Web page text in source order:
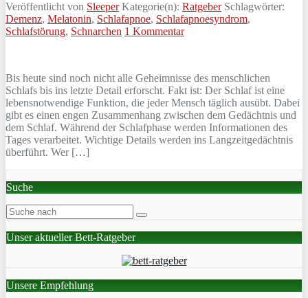
Veröffentlicht von Sleeper Kategorie(n): RatgeberSchlagwörter:
Demenz, Melatonin, Schlafapnoe, Schlafapnoesyndrom,
Schlafstörung, Schnarchen 1 Kommentar
Bis heute sind noch nicht alle Geheimnisse des menschlichen
Schlafs bis ins letzte Detail erforscht. Fakt ist: Der Schlaf ist eine
lebensnotwendige Funktion, die jeder Mensch täglich ausübt. Dabei
gibt es einen engen Zusammenhang zwischen dem Gedächtnis und
dem Schlaf. Während der Schlafphase werden Informationen des
Tages verarbeitet. Wichtige Details werden ins Langzeitgedächtnis
überführt. Wer […]
Suche
Unser aktueller Bett-Ratgeber
Unsere Empfehlung